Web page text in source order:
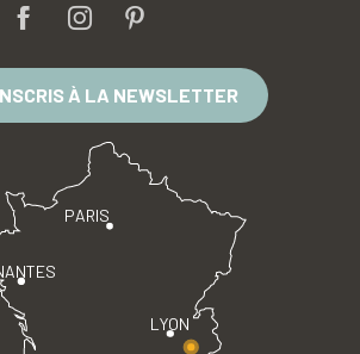
À LA NEWSLETTER
PARIS
LYON